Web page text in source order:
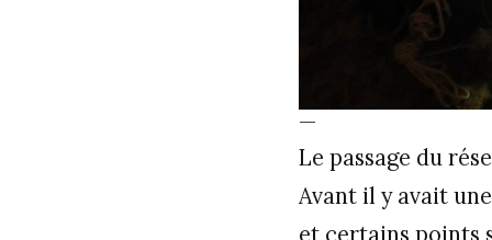
—
Le passage du
Avant il y avait
et certains points